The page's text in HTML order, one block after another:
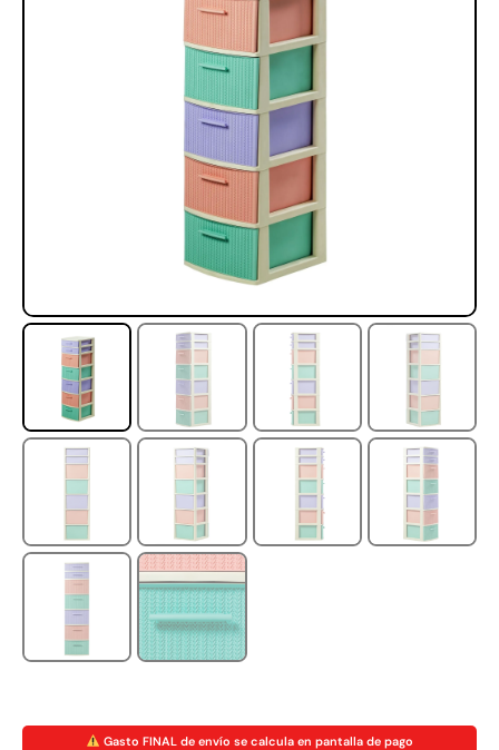
Gasto FINAL de envío se calcula en pantalla de pago
Rampa Móvil Hidráulica
Juego Modular 40
QplayGround
$ 4.859.984
50%